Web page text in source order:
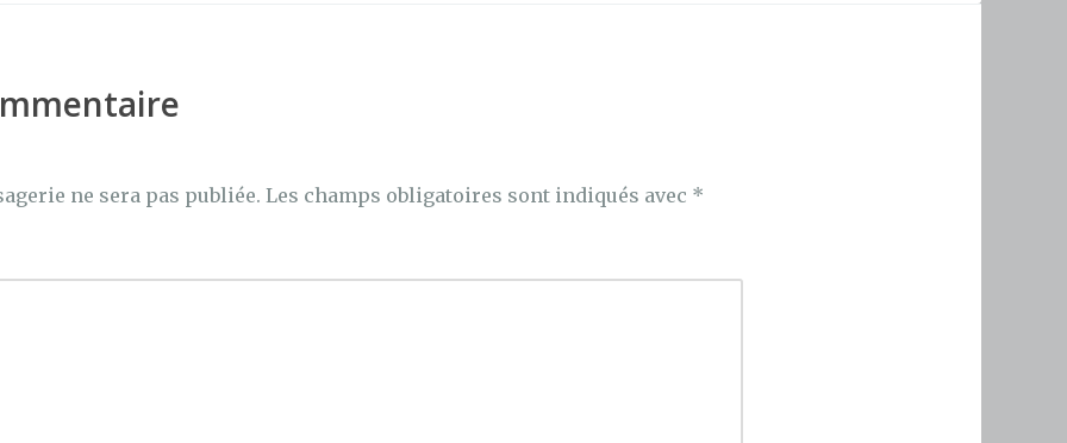
ne sera pas publiée. Les champs obligatoires sont indiqués avec *